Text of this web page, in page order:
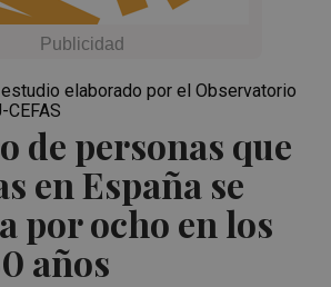
de personas que
en España se
por ocho en los
años
elaborado por el Observatorio
CEFAS